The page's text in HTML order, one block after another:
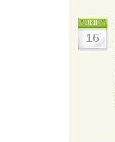
JUL
16